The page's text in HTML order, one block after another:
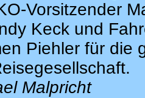
Vorsitzender
Keck und
Piehler für die
Malpricht